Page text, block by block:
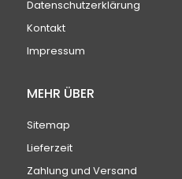
Datenschutzerklärung
Kontakt
Impressum
MEHR ÜBER
Sitemap
Lieferzeit
Zahlung und Versand